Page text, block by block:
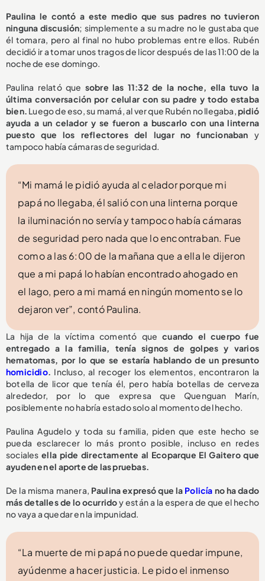
Paulina le contó a este medio que sus padres no tuvieron
ninguna discusión; simplemente a su madre no le gustaba que
él tomara, pero al final no hubo problemas entre ellos. Rubén
decidió ir a tomar unos tragos de licor después de las 11:00 de la
noche de ese domingo.
Paulina relató que sobre las 11:32 de la noche, ella tuvo la
última conversación por celular con su padre y todo estaba
bien. Luego de eso, su mamá, al ver que Rubén no llegaba,pidió
ayuda a un celador y se fueron a buscarlo con una linterna
puesto que los reflectores del lugar no funcionaban y
tampoco había cámaras de seguridad.
“Mi mamá le pidió ayuda al celador porque mi
papá no llegaba, él salió con una linterna porque
la iluminación no servía y tampoco había cámaras
de seguridad pero nada que lo encontraban. Fue
como a las 6:00 de la mañana que a ella le dijeron
que a mi papá lo habían encontrado ahogado en
el lago, pero a mi mamá en ningún momento se lo
dejaron ver”, contó Paulina.
La hija de la víctima comentó quecuando el cuerpo fue
entregado a la familia, tenía signos de golpes y varios
hematomas, por lo que se estaría hablando de un presunto
homicidio. Incluso, al recoger los elementos, encontraron la
botella de licor que tenía él, pero había botellas de cerveza
alrededor, por lo que expresa que Quenguan Marín,
posiblemente no habría estado solo al momento del hecho.
Paulina Agudelo y toda su familia, piden que este hecho se
pueda esclarecer lo más pronto posible, incluso en redes
socialesella pide directamente al Ecoparque El Gaitero que
ayuden en el aporte de las pruebas.
De la misma manera, Paulina expresó que la Policía no ha dado
más detalles de lo ocurridoy están a la espera de que el hecho
no vaya a quedar en la impunidad.
“La muerte de mi papá no puede quedar impune,
ayúdenme a hacer justicia. Le pido el inmenso